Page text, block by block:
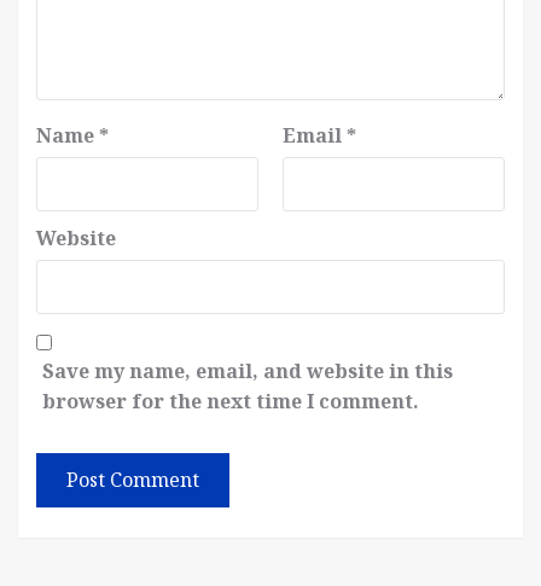
Name * Email *
Website
Save my name, email, and website in this
browser for the next time I comment.